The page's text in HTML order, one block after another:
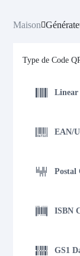
Maison
Type de Code
Linear
EAN/
Postal
ISBN
GS1